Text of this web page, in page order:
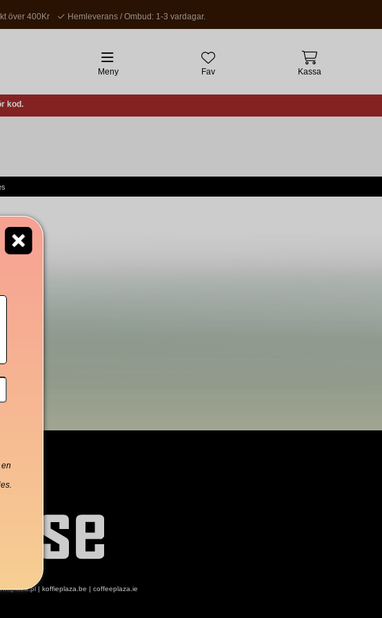
över 400Kr Hemleverans / Ombud: 1-3 vardagar.
Meny Fav Kassa
kod.
| koffieplaza.be | coffeeplaza.ie